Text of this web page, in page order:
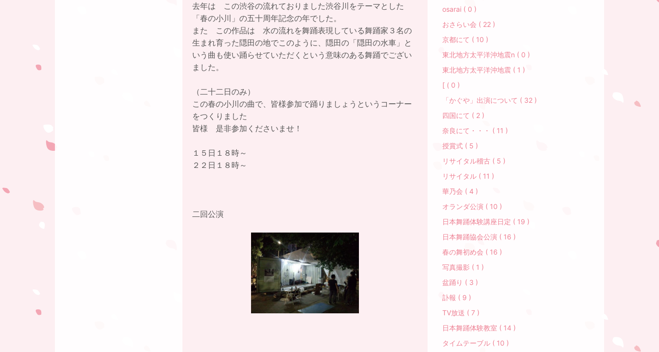
去年は この渋谷の流れておりました渋谷川をテーマとした
「春の小川」の五十周年記念の年でした。
また この作品は 水の流れを舞踊表現している舞踊家３名の
生まれ育った隠田の地でこのように、隠田の「隠田の水車」と
いう曲も使い踊らせていただくという意味のある舞踊でござい
ました。
（二十二日のみ）
この春の小川の曲で、皆様参加で踊りましょうというコーナー
をつくりました
皆様 是非参加くださいませ！
１５日１８時～
２２日１８時～
二回公演
osarai ( 0 )
おさらい会 ( 22 )
京都にて ( 10 )
東北地方太平洋沖地震n ( 0 )
東北地方太平洋沖地震 ( 1 )
[ ( 0 )
「かぐや」出演について ( 32 )
四国にて ( 2 )
奈良にて・・・ ( 11 )
授賞式 ( 5 )
リサイタル稽古 ( 5 )
リサイタル ( 11 )
華乃会 ( 4 )
オランダ公演 ( 10 )
日本舞踊体験講座日定 ( 19 )
日本舞踊協会公演 ( 16 )
春の舞初め会 ( 16 )
写真撮影 ( 1 )
盆踊り ( 3 )
訃報 ( 9 )
TV放送 ( 7 )
日本舞踊体験教室 ( 14 )
タイムテーブル ( 10 )